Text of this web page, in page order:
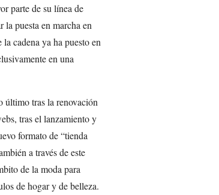
parte de su línea de
puesta en marcha en
cadena ya ha puesto en
en una
último tras la renovación
tras el lanzamiento y
formato de “tienda
a través de este
de la moda para
de hogar y de belleza.